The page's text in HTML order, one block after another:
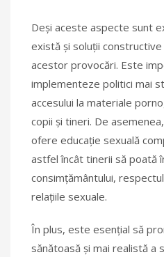
Deși aceste aspecte sunt
există și soluții
acestor provocări. Este
implementeze politici mai
accesului la materiale
copii și tineri. De
ofere educație sexuală
astfel încât tinerii să poată
consimțământului,
relațiile sexuale.
În plus, este esențial să
sănătoasă și mai realistă a